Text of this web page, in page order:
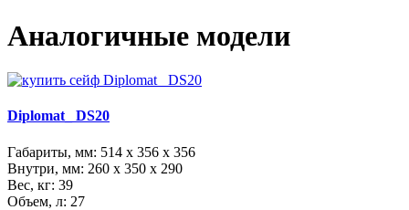
Аналогичные модели
Diplomat_ DS20
Габариты, мм: 514 x 356 x 356
Внутри, мм: 260 x 350 x 290
Вес, кг: 39
Объем, л: 27